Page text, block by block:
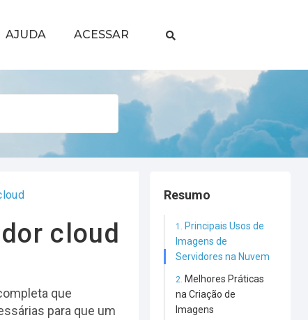
AJUDA ACESSAR
cloud
que
para que um
Resumo
Principais Usos de
Imagens de
Servidores na Nuvem
Melhores Práticas
na Criação de
Imagens